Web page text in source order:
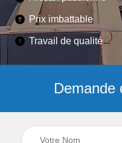
Prix imbattable
Travail de qualité
Demande